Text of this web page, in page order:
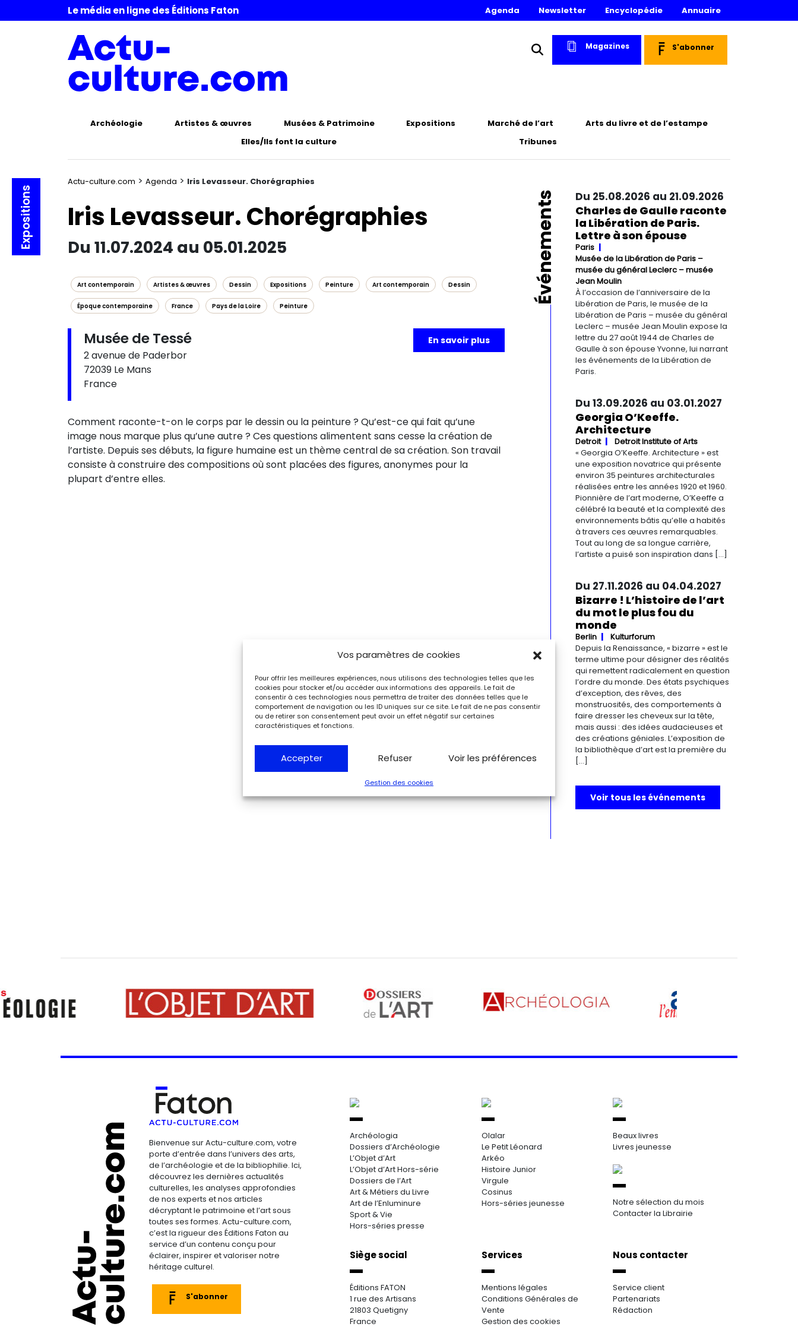
Vos paramètres de cookies
Pour offrir les meilleures expériences, nous utilisons des technologies telles que les
cookies pour stocker et/ou accéder aux informations des appareils. Le fait de
consentir à ces technologies nous permettra de traiter des données telles que le
comportement de navigation ou les ID uniques sur ce site. Le fait de ne pas consentir
ou de retirer son consentement peut avoir un effet négatif sur certaines
caractéristiques et fonctions.
Accepter Refuser Voir les préférences
Gestion des cookies
Le média en ligne des Éditions Faton Agenda Newsletter Encyclopédie Annuaire
Magazines S'abonner
Archéologie Artistes & œuvres Musées & Patrimoine Expositions Marché de l’art
Arts du livre et de l’estampe
Elles/Ils font la culture
Tribunes
Actu-culture.com > Agenda > Iris Levasseur. Chorégraphies
Expositions Iris Levasseur. Chorégraphies
Du 11.07.2024 au 05.01.2025
Art contemporain Artistes & œuvres Dessin Expositions Peinture Art contemporain Dessin
Époque contemporaine France Pays de la Loire Peinture
Musée de Tessé
2 avenue de Paderbor
72039 Le Mans
France
En savoir plus
Comment raconte-t-on le corps par le dessin ou la peinture ? Qu’est-ce qui fait qu’une
image nous marque plus qu’une autre ? Ces questions alimentent sans cesse la création de
l’artiste. Depuis ses débuts, la figure humaine est un thème central de sa création. Son travail
consiste à construire des compositions où sont placées des figures, anonymes pour la
plupart d’entre elles.
Événements Du 25.08.2026 au 21.09.2026
Charles de Gaulle raconte
la Libération de Paris.
Lettre à son épouse
Paris
Musée de la Libération de Paris –
musée du général Leclerc – musée
Jean Moulin
À l’occasion de l’anniversaire de la
Libération de Paris, le musée de la
Libération de Paris – musée du général
Leclerc – musée Jean Moulin expose la
lettre du 27 août 1944 de Charles de
Gaulle à son épouse Yvonne, lui narrant
les événements de la Libération de
Paris.
Du 13.09.2026 au 03.01.2027
Georgia O’Keeffe.
Architecture
Detroit
Detroit Institute of Arts
« Georgia O’Keeffe. Architecture » est
une exposition novatrice qui présente
environ 35 peintures architecturales
réalisées entre les années 1920 et 1960.
Pionnière de l’art moderne, O’Keeffe a
célébré la beauté et la complexité des
environnements bâtis qu’elle a habités
à travers ces œuvres remarquables.
Tout au long de sa longue carrière,
l’artiste a puisé son inspiration dans […]
Du 27.11.2026 au 04.04.2027
Bizarre ! L’histoire de l’art
du mot le plus fou du
monde
Berlin
Kulturforum
Depuis la Renaissance, « bizarre » est le
terme ultime pour désigner des réalités
qui remettent radicalement en question
l’ordre du monde. Des états psychiques
d’exception, des rêves, des
monstruosités, des comportements à
faire dresser les cheveux sur la tête,
mais aussi : des idées audacieuses et
des créations géniales. L’exposition de
la bibliothèque d’art est la première du
[…]
Voir tous les événements
Bienvenue sur Actu-culture.com, votre
porte d’entrée dans l’univers des arts,
de l’archéologie et de la bibliophilie. Ici,
découvrez les dernières actualités
culturelles, les analyses approfondies
de nos experts et nos articles
décryptant le patrimoine et l’art sous
toutes ses formes. Actu-culture.com,
c’est la rigueur des Éditions Faton au
service d’un contenu conçu pour
éclairer, inspirer et valoriser notre
héritage culturel.
S'abonner
Archéologia
Dossiers d’Archéologie
L’Objet d’Art
L’Objet d’Art Hors-série
Dossiers de l’Art
Art & Métiers du Livre
Art de l’Enluminure
Sport & Vie
Hors-séries presse
Olalar
Le Petit Léonard
Arkéo
Histoire Junior
Virgule
Cosinus
Hors-séries jeunesse
Beaux livres
Livres jeunesse
Notre sélection du mois
Contacter la Librairie
Siège social
Éditions FATON
1 rue des Artisans
21803 Quetigny
France
Services
Mentions légales
Conditions Générales de
Vente
Gestion des cookies
Nous contacter
Service client
Partenariats
Rédaction